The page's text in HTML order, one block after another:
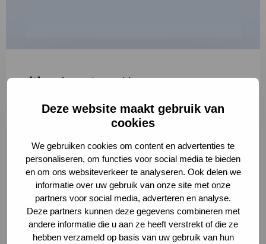
Deze website maakt gebruik van
cookies
We gebruiken cookies om content en advertenties te
personaliseren, om functies voor social media te bieden
en om ons websiteverkeer te analyseren. Ook delen we
informatie over uw gebruik van onze site met onze
partners voor social media, adverteren en analyse.
Deze partners kunnen deze gegevens combineren met
andere informatie die u aan ze heeft verstrekt of die ze
hebben verzameld op basis van uw gebruik van hun
"*" geeft vereiste velden aan
2
Volledige omschrijving*